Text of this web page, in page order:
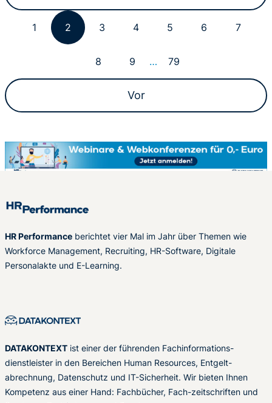
1 2 3 4 5 6 7
8 9 … 79
Vor
HR Performance berichtet vier Mal im Jahr über Themen wie
Workforce Management, Recruiting, HR-Software, Digitale
Personalakte und E-Learning.
DATAKONTEXT ist einer der führenden Fachinformations-
dienstleister in den Bereichen Human Resources, Entgelt-
abrechnung, Datenschutz und IT-Sicherheit. Wir bieten Ihnen
Kompetenz aus einer Hand: Fachbücher, Fach-zeitschriften und